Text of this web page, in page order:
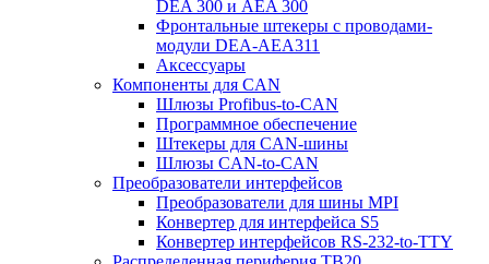
DEA 300 и AEA 300
Фронтальные штекеры с проводами-
модули DEA-AEA311
Аксессуары
Компоненты для CAN
Шлюзы Profibus-to-CAN
Программное обеспечение
Штекеры для CAN-шины
Шлюзы CAN-to-CAN
Преобразователи интерфейсов
Преобразователи для шины MPI
Конвертер для интерфейса S5
Конвертер интерфейсов RS-232-to-TTY